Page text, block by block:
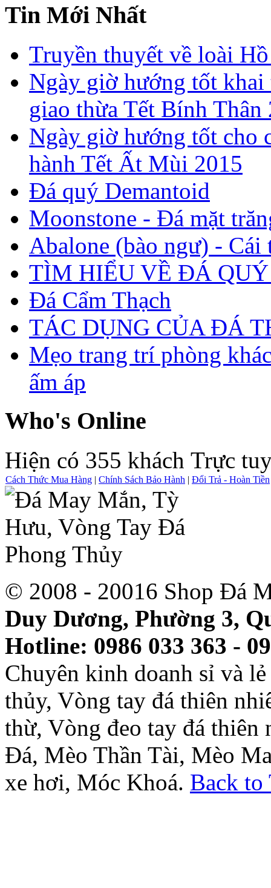
Tin Mới Nhất
Truyền thuyết về loài
Ngày giờ hướng tốt
giao thừa Tết Bính Thân
Ngày giờ hướng tốt cho
hành Tết Ất Mùi 2015
Đá quý Demantoid
Moonstone - Đá mặt
Abalone (bào ngư) - Cái
TÌM HIỂU VỀ ĐÁ QUÝ
Đá Cẩm Thạch
TÁC DỤNG CỦA ĐÁ
Mẹo trang trí phòng
ấm áp
Who's Online
Hiện có 355 khách Trực
Cách Thức Mua Hàng | Chính Sách Bảo Hành | Đổi Trả - Hoàn Tiền
© 2008 - 20016 Shop Đá
Duy Dương, Phường 3,
Hotline: 0986 033 363 -
Chuyên kinh doanh sỉ và
thủy, Vòng tay đá thiên
thừ, Vòng đeo tay đá thiên
Đá, Mèo Thần Tài, Mèo
xe hơi, Móc Khoá. Back to